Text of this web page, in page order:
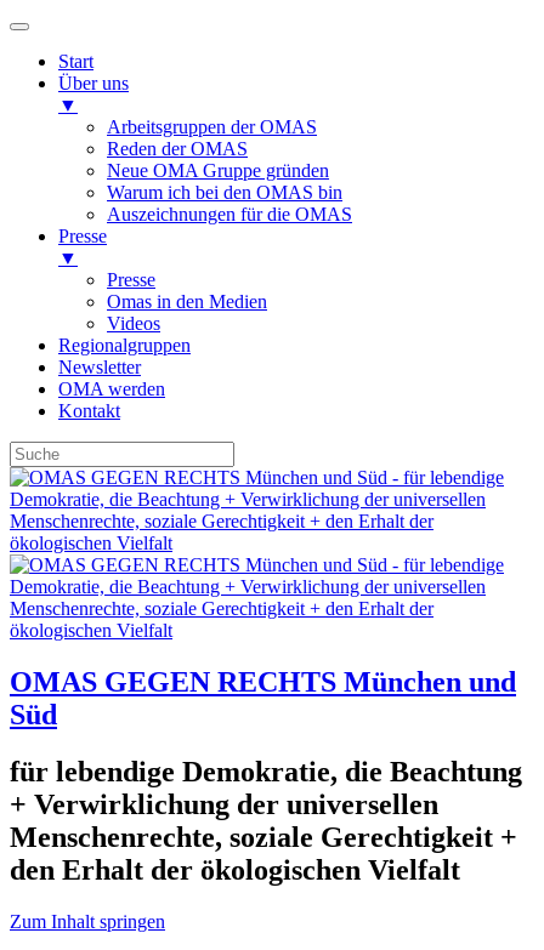
Start
Über uns
▼
Arbeitsgruppen der OMAS
Reden der OMAS
Neue OMA Gruppe gründen
Warum ich bei den OMAS bin
Auszeichnungen für die OMAS
Presse
▼
Presse
Omas in den Medien
Videos
Regionalgruppen
Newsletter
OMA werden
Kontakt
OMAS GEGEN RECHTS München und
Süd
für lebendige Demokratie, die Beachtung
+ Verwirklichung der universellen
Menschenrechte, soziale Gerechtigkeit +
den Erhalt der ökologischen Vielfalt
Zum Inhalt springen